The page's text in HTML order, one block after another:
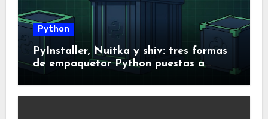
Python
PyInstaller, Nuitka y shiv: tres formas
de empaquetar Python puestas a
prueba